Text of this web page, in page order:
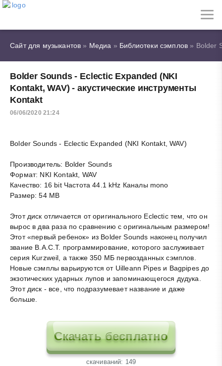
Сайт для музыкантов » Медиа » Библиотеки сэмплов » Bolder
Bolder Sounds - Eclectic Expanded (NKI
Kontakt, WAV) - акустические инструменты
Kontakt
06/06/2020 21:24
Bolder Sounds - Eclectic Expanded (NKI Kontakt, WAV)
Производитель: Bolder Sounds
Формат: NKI Kontakt, WAV
Качество: 16 bit Частота 44.1 kHz Каналы mono
Размер: 54 MB
Этот диск отличается от оригинального Eclectic тем, что он
вырос в два раза по сравнению с оригинальным размером!
Этот «первый ребенок» из Bolder Sounds наконец получил
звание В.А.С.Т. программирование, которого заслуживает
серия Kurzweil, а также 350 МБ первозданныхсэмплов.
Новыесэмплы варьируются от Uilleann Pipes и Bagpipes до
экзотических ударных лупов и запоминающегося дудука.
Этот диск - все, что подразумевает название и даже
больше.
Скачать бесплатно
cкачиваний: 149